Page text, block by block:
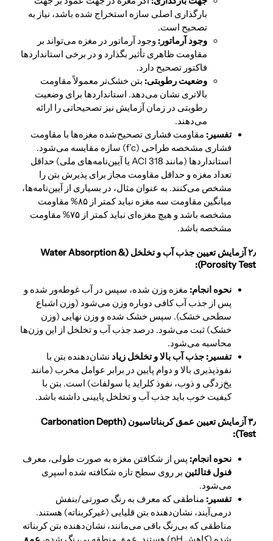
بارگذاری اصلی سازه استخراج شده باشد، نیاز به
تصحیح است.
وجود آرماتور: وجود آرماتور در مغزه می‌تواند بر
مقاومت ظاهری تأثیر بگذارد و در برخی استانداردها
فاکتور تصحیح دارد.
وضعیت رطوبتی: بتن خشک‌تر معمولاً مقاومت
بالاتری نشان می‌دهد. استانداردها برای وضعیت
رطوبتی در زمان آزمایش نیز تصحیحاتی را ارائه
می‌دهند.
تفسیر: مقاومت فشاری تصحیح‌شده مغزه‌ها با مقاومت
فشاری مشخصه طراحی (f’c) سازه مقایسه می‌شود.
استانداردها (مانند ACI 318 یا آیین‌نامه‌های ملی) حداقل
تعداد مغزه و حداقل مقاومت مجاز برای پذیرش بتن را
مشخص می‌کنند. به عنوان مثال، در بسیاری از آیین‌نامه‌ها،
میانگین مقاومت سه مغزه نباید کمتر از ۸۵% مقاومت
مشخصه باشد و هیچ مغزه‌ای نباید کمتر از ۷۵% مقاومت
مشخصه باشد.
۲٫ آزمایش تعیین جذب آب و تخلخل (Water Absorption &
Porosity Test):
نحوه انجام: مغزه وزن شده، سپس در آب غوطه‌ور شده و
پس از جذب آب کافی دوباره وزن می‌شود (وزن اشباع
سطحی خشک). سپس خشک شده و وزن نهایی (وزن
خشک) ثبت می‌شود. درصد جذب آب و تخلخل از این وزن‌ها
محاسبه می‌شود.
تفسیر: جذب آب بالا و تخلخل زیاد نشان‌دهنده بتن با
نفوذپذیری بالا و دوام پایین در برابر عوامل مخرب (مانند
یخ‌زدگی و ذوب، نفوذ کلراید یا سولفات) است. بتن با
کیفیت خوب باید جذب آب و تخلخل پایینی داشته باشد.
۳٫ آزمایش تعیین عمق کربناتاسیون (Carbonation Depth
Test):
نحوه انجام: پس از شکافتن مغزه به صورت طولی، معرف
فنول فتالئین بر روی سطح تازه شکافته شده اسپری
می‌شود.
تفسیر: مناطقی که معرف به رنگ صورتی/بنفش
درمی‌آیند، نشان‌دهنده بتن قلیایی (غیرکربناته) هستند.
مناطقی که بی‌رنگ باقی می‌مانند، نشان‌دهنده بتن کربناته